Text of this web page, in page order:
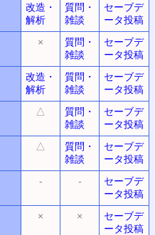
改造・
解析
質問・
雑談
セーブデ
ータ投稿
×
質問・
雑談
セーブデ
ータ投稿
改造・
解析
質問・
雑談
セーブデ
ータ投稿
△
質問・
雑談
セーブデ
ータ投稿
△
質問・
雑談
セーブデ
ータ投稿
- -
セーブデ
ータ投稿
× ×
セーブデ
ータ投稿